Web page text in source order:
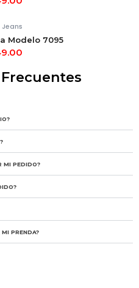
Jeans
Modelo 7095
MI PEDIDO?
MI PRENDA?